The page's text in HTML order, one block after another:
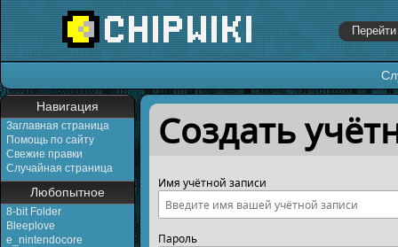
Навигация
Заглавная страница
Помощь по сайту
Свежие правки
Случайная страница
Любопытное
8-bit Folder
Bleeplove
e_nintendocore
Перейти к:навигация,поиск
Создать
Имя учётной записи
Пароль